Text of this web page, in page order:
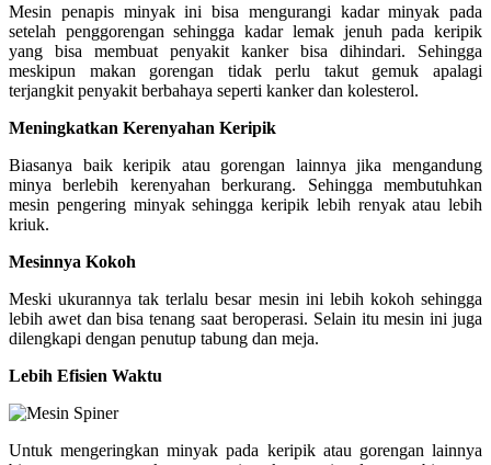
Mesin penapis minyak ini bisa mengurangi kadar minyak pada
setelah penggorengan sehingga kadar lemak jenuh pada keripik
yang bisa membuat penyakit kanker bisa dihindari. Sehingga
meskipun makan gorengan tidak perlu takut gemuk apalagi
terjangkit penyakit berbahaya seperti kanker dan kolesterol.
Meningkatkan Kerenyahan Keripik
Biasanya baik keripik atau gorengan lainnya jika mengandung
minya berlebih kerenyahan berkurang. Sehingga membutuhkan
mesin pengering minyak sehingga keripik lebih renyak atau lebih
kriuk.
Mesinnya Kokoh
Meski ukurannya tak terlalu besar mesin ini lebih kokoh sehingga
lebih awet dan bisa tenang saat beroperasi. Selain itu mesin ini juga
dilengkapi dengan penutup tabung dan meja.
Lebih Efisien Waktu
Untuk mengeringkan minyak pada keripik atau gorengan lainnya